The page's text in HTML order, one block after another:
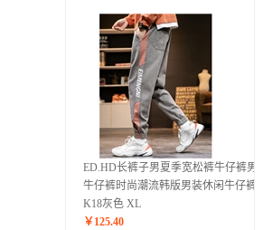
ED.HD长裤子男夏季宽松裤牛仔裤男士
牛仔裤时尚潮流韩版男装休闲牛仔裤
K18灰色 XL
￥ 125.40